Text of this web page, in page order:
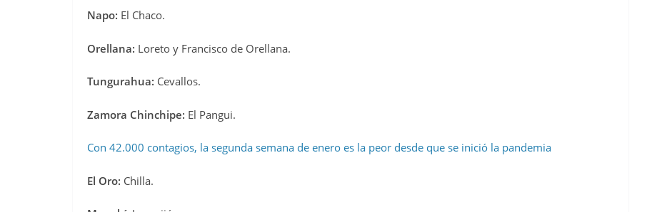
Napo: El Chaco.
Orellana: Loreto y Francisco de Orellana.
Tungurahua: Cevallos.
Zamora Chinchipe: El Pangui.
Con 42.000 contagios, la segunda semana de enero es la peor desde que se inició la pandemia
El Oro: Chilla.